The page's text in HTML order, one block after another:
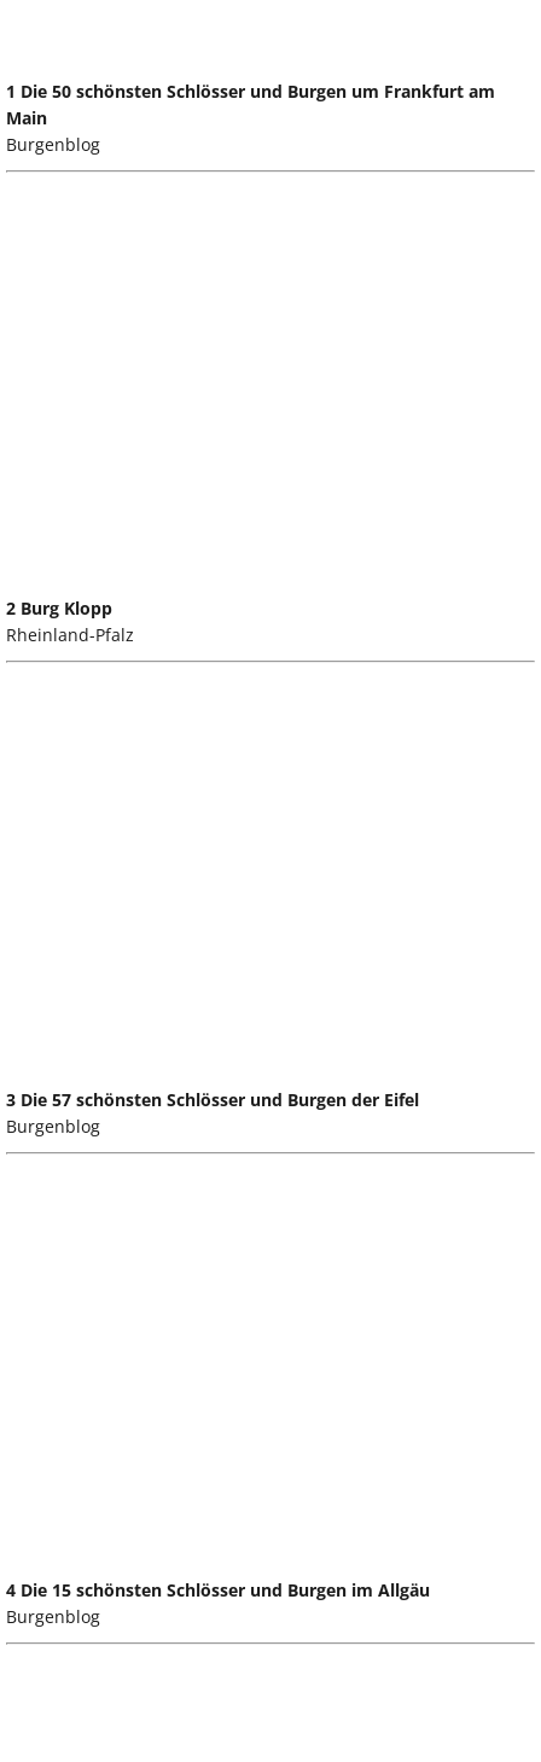
1 Die 50 schönsten Schlösser und Burgen um Frankfurt am
Main
Burgenblog
2 Burg Klopp
Rheinland-Pfalz
3 Die 57 schönsten Schlösser und Burgen der Eifel
Burgenblog
4 Die 15 schönsten Schlösser und Burgen im Allgäu
Burgenblog